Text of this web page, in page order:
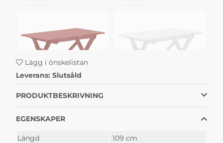
Lägg i önskelistan
Leverans: Slutsåld
PRODUKTBESKRIVNING
EGENSKAPER
Längd
109 cm